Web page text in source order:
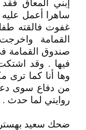
إبني المعاق
ساهرا أعمل
غفوت فالقته
القمامة
صندوق القمامة
فيها . وقد اشتكت
وها أنا كما
من دفاع سوى
روايتي لما حدث .
ضحك سعيد